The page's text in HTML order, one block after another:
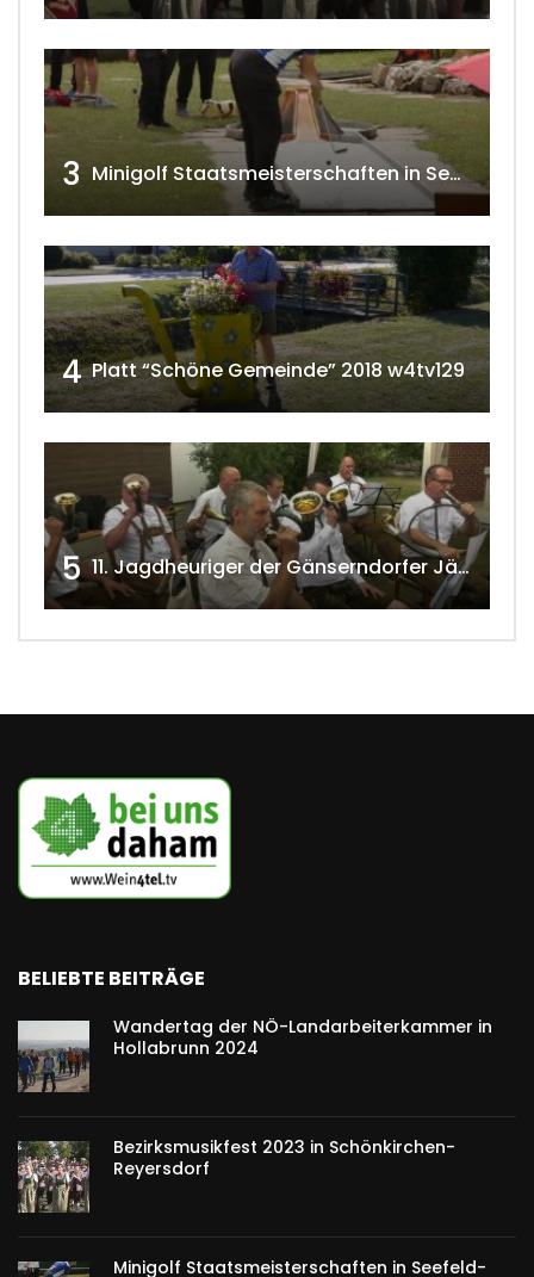
3 Minigolf Staatsmeisterschaften in Seefeld-Kadolz w4tv174
4 Platt “Schöne Gemeinde” 2018 w4tv129
5 11. Jagdheuriger der Gänserndorfer Jäger 2020 w4tv166
BELIEBTE BEITRÄGE
Wandertag der NÖ-Landarbeiterkammer in
Hollabrunn 2024
Bezirksmusikfest 2023 in Schönkirchen-
Reyersdorf
Minigolf Staatsmeisterschaften in Seefeld-